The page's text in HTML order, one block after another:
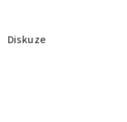
Diskuze